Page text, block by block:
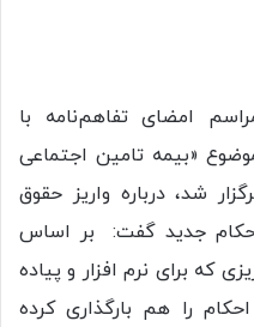
امضای تفاهم‌نامه با
«بیمه تامین اجتماعی
شد، درباره واریز حقوق
احکام جدید گفت: بر اساس
که برای نرم افزار و پیاده
را هم بارگذاری کرده